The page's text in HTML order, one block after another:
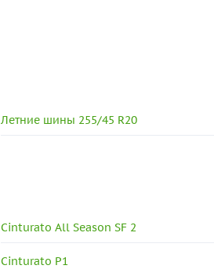
Летние шины 255/45 R20
Cinturato All Season SF 2
Cinturato P1